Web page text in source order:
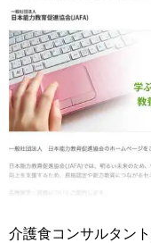
介護食コンサルタン